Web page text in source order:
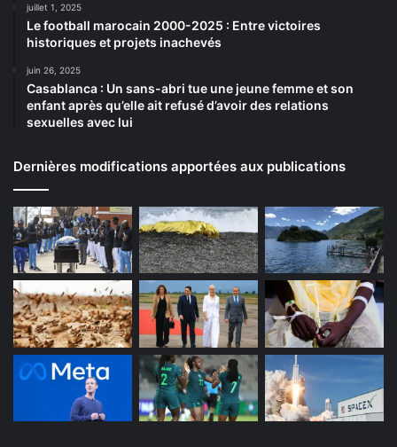
juillet 1, 2025
Le football marocain 2000-2025 : Entre victoires
historiques et projets inachevés
juin 26, 2025
Casablanca : Un sans-abri tue une jeune femme et son
enfant après qu’elle ait refusé d’avoir des relations
sexuelles avec lui
Dernières modifications apportées aux publications